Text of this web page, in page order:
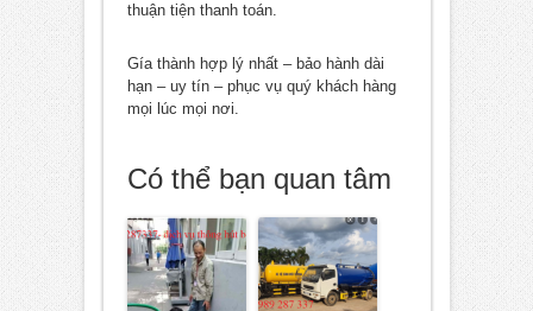
thuận tiện thanh toán.
Gía thành hợp lý nhất – bảo hành dài
hạn – uy tín – phục vụ quý khách hàng
mọi lúc mọi nơi.
Có thể bạn quan tâm